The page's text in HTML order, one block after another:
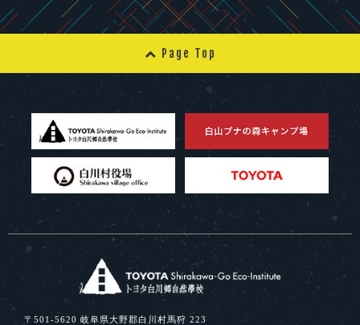
Page Top
〒501-5620 岐阜県大野郡白川村馬狩 223